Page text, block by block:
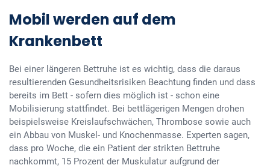
Mobil werden auf dem
Krankenbett
Bei einer längeren Bettruhe ist es wichtig, dass die daraus
resultierenden Gesundheitsrisiken Beachtung finden und dass
bereits im Bett - sofern dies möglich ist - schon eine
Mobilisierung stattfindet. Bei bettlägerigen Mengen drohen
beispielsweise Kreislaufschwächen, Thrombose sowie auch
ein Abbau von Muskel- und Knochenmasse. Experten sagen,
dass pro Woche, die ein Patient der strikten Bettruhe
nachkommt, 15 Prozent der Muskulatur aufgrund der